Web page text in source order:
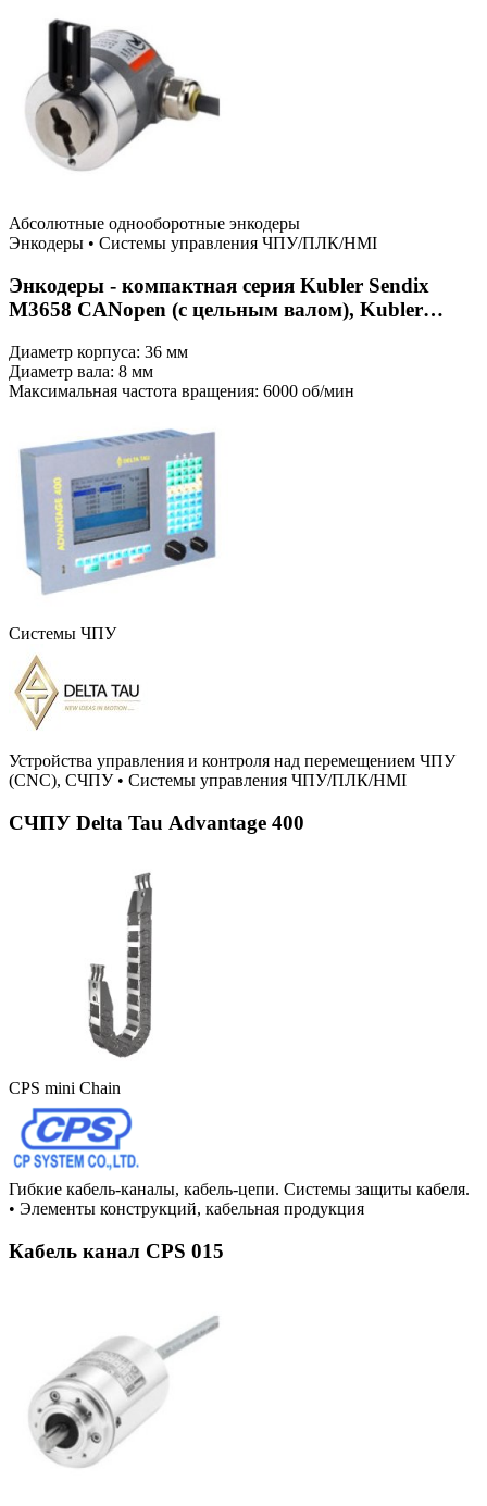
Абсолютные однооборотные энкодеры
Энкодеры • Системы управления ЧПУ/ПЛК/HMI
Энкодеры - компактная серия Kubler Sendix
M3658 CANopen (с цельным валом), Kubler
Диаметр корпуса: 36 мм
Диаметр вала: 8 мм
Максимальная частота вращения: 6000 об/мин
Системы ЧПУ
Устройства управления и контроля над перемещением ЧПУ
(CNC), СЧПУ • Системы управления ЧПУ/ПЛК/HMI
СЧПУ Delta Tau Advantage 400
CPS mini Chain
Гибкие кабель-каналы, кабель-цепи. Системы защиты кабеля.
• Элементы конструкций, кабельная продукция
Кабель канал CPS 015